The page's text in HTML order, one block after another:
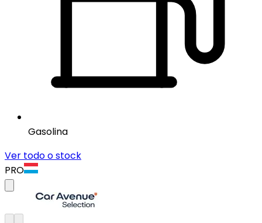
Gasolina
Ver todo o stock
PRO